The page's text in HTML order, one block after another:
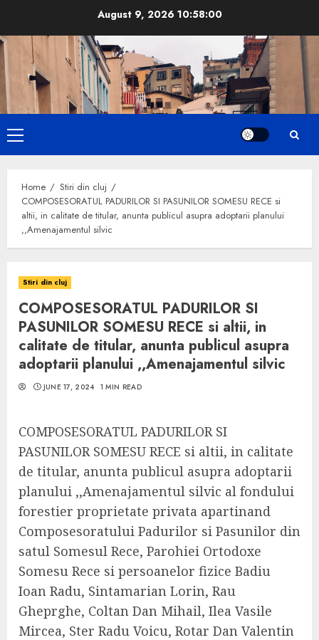
content
August 9, 202610:58:01
Primary
Menu
Home
Stiri din cluj
COMPOSESORATUL PADURILOR SI PASUNILOR SOMESU RECE si
altii, in calitate de titular, anunta publicul asupra adoptarii planului
,,Amenajamentul silvic
Stiri din cluj
COMPOSESORATUL PADURILOR SI
PASUNILOR SOMESU RECE si altii, in
calitate de titular, anunta publicul asupra
adoptarii planului ,,Amenajamentul silvic
JUNE 17, 2024 1 MIN READ
COMPOSESORATUL PADURILOR SI
PASUNILOR SOMESU RECE si altii, in calitate
de titular, anunta publicul asupra adoptarii
planului ,,Amenajamentul silvic al fondului
forestier proprietate privata apartinand
Composesoratului Padurilor si Pasunilor din
satul Somesul Rece, Parohiei Ortodoxe
Somesu Rece si persoanelor fizice Badiu
Ioan Radu, Sintamarian Lorin, Rau
Gheprghe, Coltan Dan Mihail, Ilea Vasile
Mircea, Ster Radu Voicu, Rotar Dan Valentin